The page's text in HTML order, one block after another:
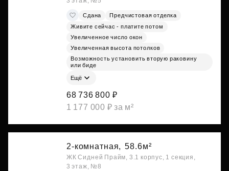
Сдана
Предчистовая отделка
Живите сейчас - платите потом
Увеличенное число окон
Увеличенная высота потолков
Возможность установить вторую раковину
или биде
Ещё
68 736 800 ₽
1 177 000 ₽ за м²
2-комнатная, 58.6м²
ЖК Сидней Прайм, 3.1 корпус, 1 секция,
3 этаж, №8